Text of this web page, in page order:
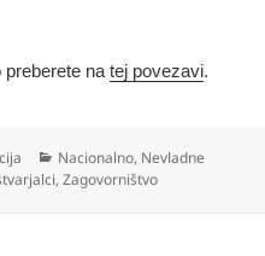
preberete natej povezavi.
Kategorije
Nacionalno, Nevladne
,Zagovorništvo